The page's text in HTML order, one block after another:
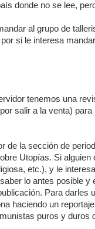
donde no se lee,
al grupo de
si le interesa
tenemos una
salir a la venta)
de la sección de
Utopías. Si
etc.), y le
lo antes posible y
Para darles
haciendo un
puros y duros